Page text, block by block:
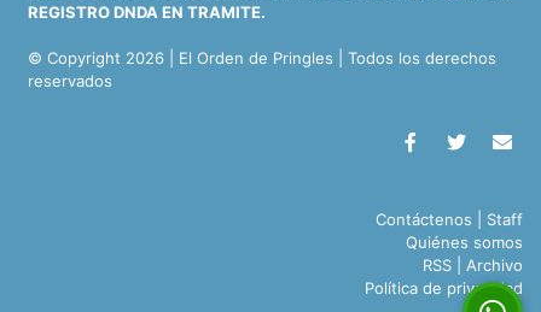
REGISTRO DNDA EN TRAMITE.
© Copyright 2026 | El Orden de Pringles | Todos los derechos
reservados
Contáctenos
Staff
Quiénes somos
RSS
Archivo
Política de privacidad